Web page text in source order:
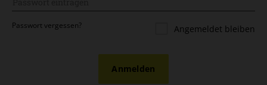
Passwort vergessen? Angemeldet bleiben
Anmelden